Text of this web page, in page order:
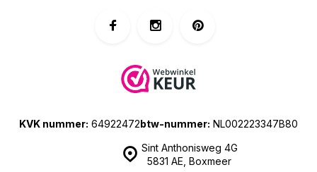
Sint Anthonisweg 4G
5831 AE, Boxmeer
KVK nummer: 64922472btw-nummer: NL002223347B80